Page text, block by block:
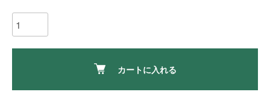
カートに入れる